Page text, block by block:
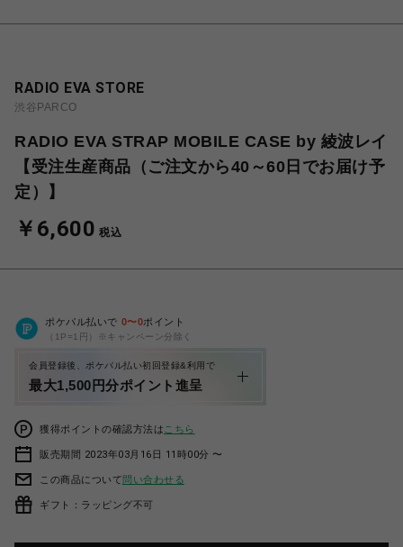
RADIO EVA STORE
渋谷PARCO
RADIO EVA STRAP MOBILE CASE by 綾波レイ
【受注生産商品（ご注文から40～60日でお届け予
定）】
￥6,600 税込
ポケパル払いで 0〜0ポイント
（1P=1円）※キャンペーン分除く
会員登録後、ポケパル払い初回登録&利用で
最大1,500円分ポイント進呈
獲得ポイントの確認方法は こちら
販売期間 2023年03月16日 11時00分 〜
この商品について問い合わせる
ギフト：ラッピング不可